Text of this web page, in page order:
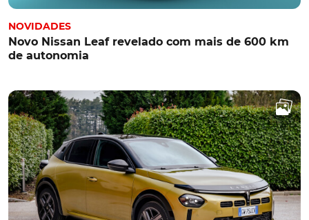
NOVIDADES
Novo Nissan Leaf revelado com mais de 600 km
de autonomia